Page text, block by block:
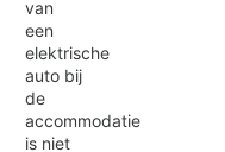
van
een
elektrische
auto bij
de
accommodatie
is niet